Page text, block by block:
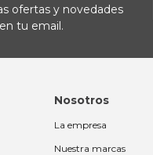
ofertas y novedades
tu email.
Nosotros
La empresa
Nuestra marcas